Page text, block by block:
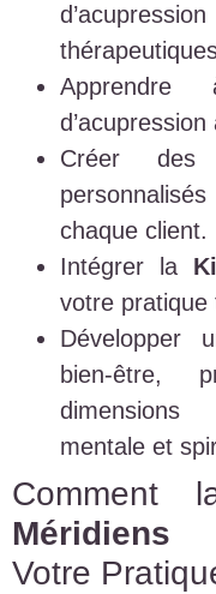
Créer des
chaque client.
Intégrer la
votre pratique
Développer
bien-être,
dimensions
mentale et
Comment
Méridiens
Votre